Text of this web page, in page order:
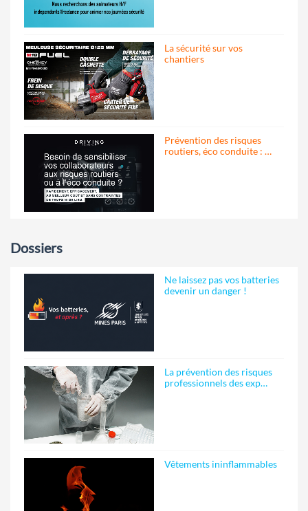
La sécurité sur vos
chantiers
Prévention des risques
routiers, éco conduite : …
Dossiers
Ne laissez pas vos batteries
devenir un danger !
La prévention des risques
professionnels des exp…
Vêtements ininflammables